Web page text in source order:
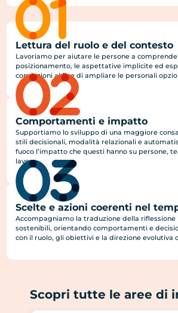
Lettura del ruolo e del contesto
Lavoriamo per aiutare le persone a
posizionamento, le aspettative implicite ed
convinzioni al fine di ampliare le personali
Comportamenti e impatto
Supportiamo lo sviluppo di una maggiore
stili decisionali, modalità relazionali e
fuoco l’impatto che questi hanno su persone,
lavoro.
Scelte e azioni coerenti nel
Accompagniamo la traduzione della riflessione
sostenibili, orientando comportamenti e
con il ruolo, gli obiettivi e la direzione evolutiva
Scopri tutte le aree di